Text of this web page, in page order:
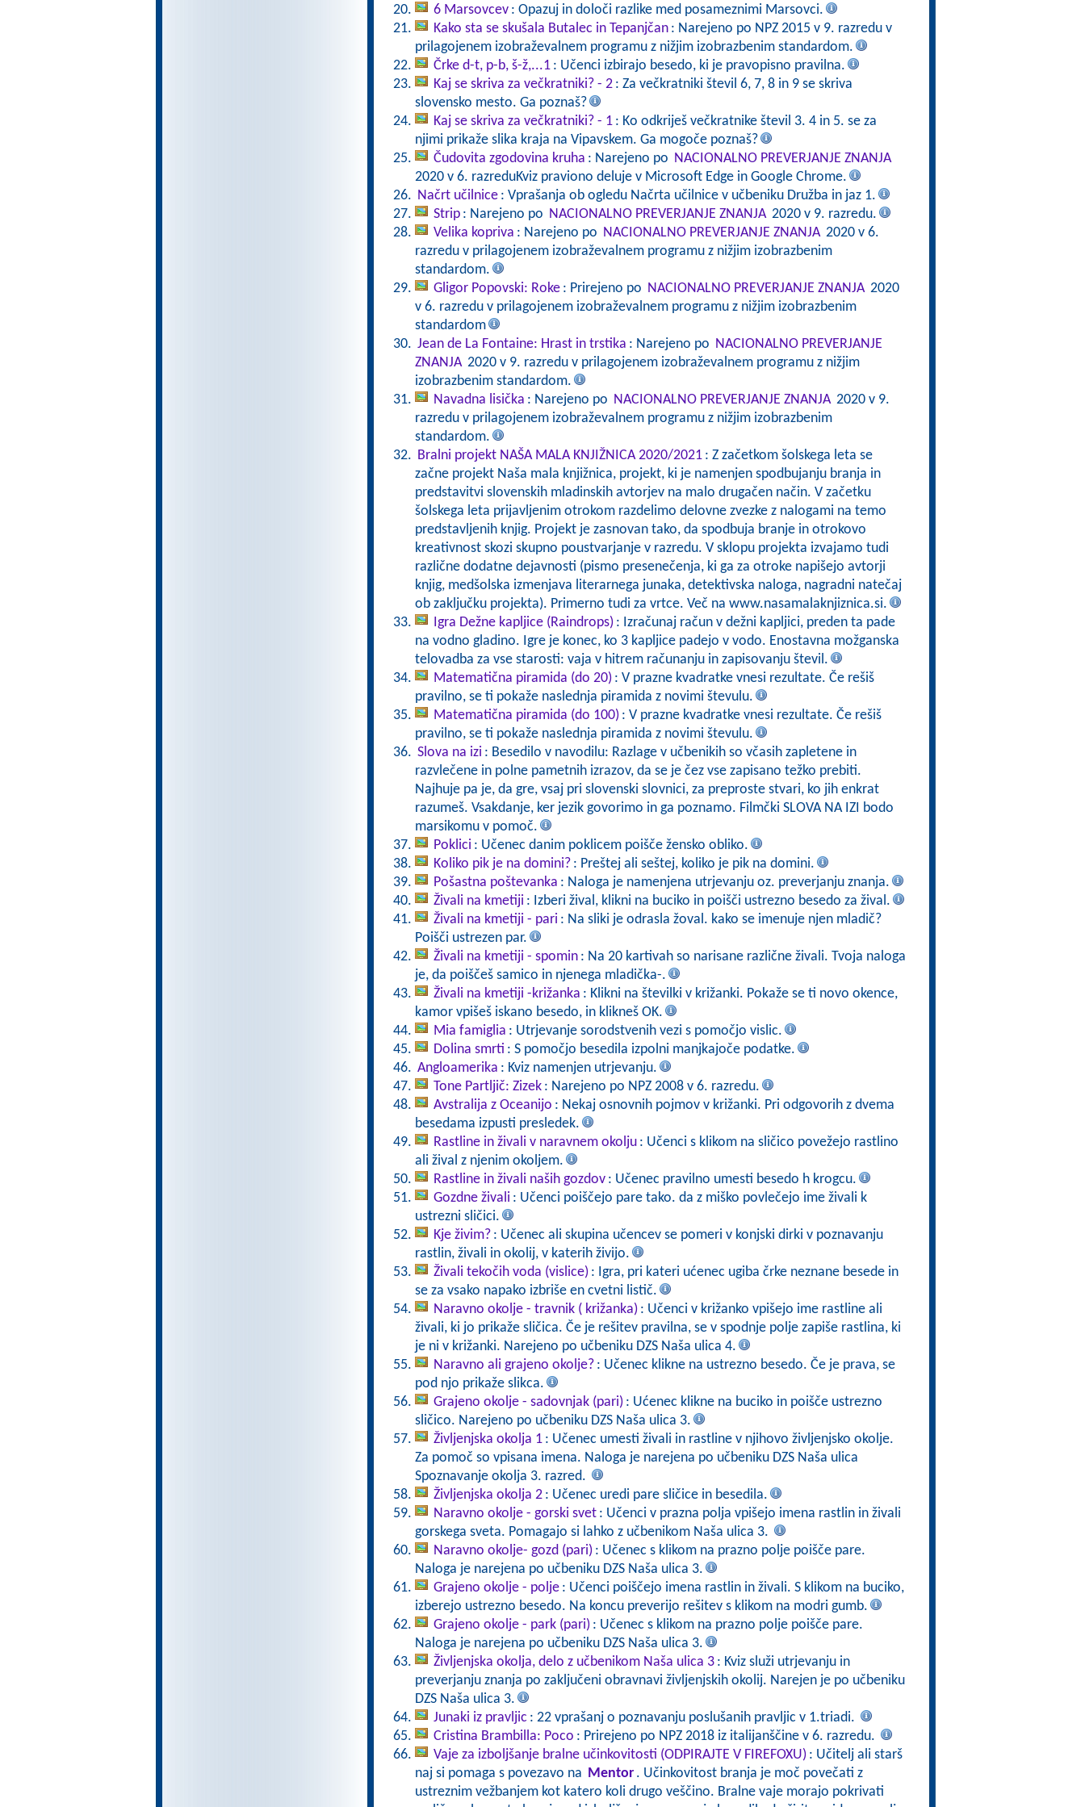
6 Marsovcev : Opazuj in določi razlike med posameznimi Marsovci.
Kako sta se skušala Butalec in Tepanjčan : Narejeno po NPZ 2015 v 9. razredu v
prilagojenem izobraževalnem programu z nižjim izobrazbenim standardom.
Črke d-t, p-b, š-ž,...1 : Učenci izbirajo besedo, ki je pravopisno pravilna.
Kaj se skriva za večkratniki? - 2 : Za večkratniki števil 6, 7, 8 in 9 se skriva
slovensko mesto. Ga poznaš?
Kaj se skriva za večkratniki? - 1 : Ko odkriješ večkratnike števil 3. 4 in 5. se za
njimi prikaže slika kraja na Vipavskem. Ga mogoče poznaš?
Čudovita zgodovina kruha : Narejeno po NACIONALNO PREVERJANJE ZNANJA
2020 v 6. razreduKviz praviono deluje v Microsoft Edge in Google Chrome.
Načrt učilnice : Vprašanja ob ogledu Načrta učilnice v učbeniku Družba in jaz 1.
Strip : Narejeno po NACIONALNO PREVERJANJE ZNANJA 2020 v 9. razredu.
Velika kopriva : Narejeno po NACIONALNO PREVERJANJE ZNANJA 2020 v 6.
razredu v prilagojenem izobraževalnem programu z nižjim izobrazbenim
standardom.
Gligor Popovski: Roke : Prirejeno po NACIONALNO PREVERJANJE ZNANJA 2020
v 6. razredu v prilagojenem izobraževalnem programu z nižjim izobrazbenim
standardom
Jean de La Fontaine: Hrast in trstika : Narejeno po NACIONALNO PREVERJANJE
ZNANJA 2020 v 9. razredu v prilagojenem izobraževalnem programu z nižjim
izobrazbenim standardom.
Navadna lisička : Narejeno po NACIONALNO PREVERJANJE ZNANJA 2020 v 9.
razredu v prilagojenem izobraževalnem programu z nižjim izobrazbenim
standardom.
Bralni projekt NAŠA MALA KNJIŽNICA 2020/2021 : Z začetkom šolskega leta se
začne projekt Naša mala knjižnica, projekt, ki je namenjen spodbujanju branja in
predstavitvi slovenskih mladinskih avtorjev na malo drugačen način. V začetku
šolskega leta prijavljenim otrokom razdelimo delovne zvezke z nalogami na temo
predstavljenih knjig. Projekt je zasnovan tako, da spodbuja branje in otrokovo
kreativnost skozi skupno poustvarjanje v razredu. V sklopu projekta izvajamo tudi
različne dodatne dejavnosti (pismo presenečenja, ki ga za otroke napišejo avtorji
knjig, medšolska izmenjava literarnega junaka, detektivska naloga, nagradni natečaj
ob zaključku projekta). Primerno tudi za vrtce. Več na www.nasamalaknjiznica.si.
Igra Dežne kapljice (Raindrops) : Izračunaj račun v dežni kapljici, preden ta pade
na vodno gladino. Igre je konec, ko 3 kapljice padejo v vodo. Enostavna možganska
telovadba za vse starosti: vaja v hitrem računanju in zapisovanju števil.
Matematična piramida (do 20) : V prazne kvadratke vnesi rezultate. Če rešiš
pravilno, se ti pokaže naslednja piramida z novimi števulu.
Matematična piramida (do 100) : V prazne kvadratke vnesi rezultate. Če rešiš
pravilno, se ti pokaže naslednja piramida z novimi števulu.
Slova na izi : Besedilo v navodilu: Razlage v učbenikih so včasih zapletene in
razvlečene in polne pametnih izrazov, da se je čez vse zapisano težko prebiti.
Najhuje pa je, da gre, vsaj pri slovenski slovnici, za preproste stvari, ko jih enkrat
razumeš. Vsakdanje, ker jezik govorimo in ga poznamo. Filmčki SLOVA NA IZI bodo
marsikomu v pomoč.
Poklici : Učenec danim poklicem poišče žensko obliko.
Koliko pik je na domini? : Preštej ali seštej, koliko je pik na domini.
Pošastna poštevanka : Naloga je namenjena utrjevanju oz. preverjanju znanja.
Živali na kmetiji : Izberi žival, klikni na buciko in poišči ustrezno besedo za žival.
Živali na kmetiji - pari : Na sliki je odrasla žoval. kako se imenuje njen mladič?
Poišči ustrezen par.
Živali na kmetiji - spomin : Na 20 kartivah so narisane različne živali. Tvoja naloga
je, da poiščeš samico in njenega mladička-.
Živali na kmetiji -križanka : Klikni na številki v križanki. Pokaže se ti novo okence,
kamor vpišeš iskano besedo, in klikneš OK.
Mia famiglia : Utrjevanje sorodstvenih vezi s pomočjo vislic.
Dolina smrti : S pomočjo besedila izpolni manjkajoče podatke.
Angloamerika : Kviz namenjen utrjevanju.
Tone Partljič: Zizek : Narejeno po NPZ 2008 v 6. razredu.
Avstralija z Oceanijo : Nekaj osnovnih pojmov v križanki. Pri odgovorih z dvema
besedama izpusti presledek.
Rastline in živali v naravnem okolju : Učenci s klikom na sličico povežejo rastlino
ali žival z njenim okoljem.
Rastline in živali naših gozdov : Učenec pravilno umesti besedo h krogcu.
Gozdne živali : Učenci poiščejo pare tako. da z miško povlečejo ime živali k
ustrezni sličici.
Kje živim? : Učenec ali skupina učencev se pomeri v konjski dirki v poznavanju
rastlin, živali in okolij, v katerih živijo.
Živali tekočih voda (vislice) : Igra, pri kateri ućenec ugiba črke neznane besede in
se za vsako napako izbriše en cvetni listič.
Naravno okolje - travnik ( križanka) : Učenci v križanko vpišejo ime rastline ali
živali, ki jo prikaže sličica. Če je rešitev pravilna, se v spodnje polje zapiše rastlina, ki
je ni v križanki. Narejeno po učbeniku DZS Naša ulica 4.
Naravno ali grajeno okolje? : Učenec klikne na ustrezno besedo. Če je prava, se
pod njo prikaže slikca.
Grajeno okolje - sadovnjak (pari) : Ućenec klikne na buciko in poišče ustrezno
sličico. Narejeno po učbeniku DZS Naša ulica 3.
Življenjska okolja 1 : Učenec umesti živali in rastline v njihovo življenjsko okolje.
Za pomoč so vpisana imena. Naloga je narejena po učbeniku DZS Naša ulica
Spoznavanje okolja 3. razred.
Življenjska okolja 2 : Učenec uredi pare sličice in besedila.
Naravno okolje - gorski svet : Učenci v prazna polja vpišejo imena rastlin in živali
gorskega sveta. Pomagajo si lahko z učbenikom Naša ulica 3.
Naravno okolje- gozd (pari) : Učenec s klikom na prazno polje poišče pare.
Naloga je narejena po učbeniku DZS Naša ulica 3.
Grajeno okolje - polje : Učenci poiščejo imena rastlin in živali. S klikom na buciko,
izberejo ustrezno besedo. Na koncu preverijo rešitev s klikom na modri gumb.
Grajeno okolje - park (pari) : Učenec s klikom na prazno polje poišče pare.
Naloga je narejena po učbeniku DZS Naša ulica 3.
Življenjska okolja, delo z učbenikom Naša ulica 3 : Kviz služi utrjevanju in
preverjanju znanja po zaključeni obravnavi življenjskih okolij. Narejen je po učbeniku
DZS Naša ulica 3.
Junaki iz pravljic : 22 vprašanj o poznavanju poslušanih pravljic v 1.triadi.
Cristina Brambilla: Poco : Prirejeno po NPZ 2018 iz italijanščine v 6. razredu.
Vaje za izboljšanje bralne učinkovitosti (ODPIRAJTE V FIREFOXU) : Učitelj ali starš
naj si pomaga s povezavo na Mentor . Učinkovitost branja je moč povečati z
ustreznim vežbanjem kot katero koli drugo veščino. Bralne vaje morajo pokrivati